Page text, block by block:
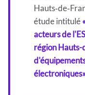
étude intitulé
acteurs de
région Hauts-